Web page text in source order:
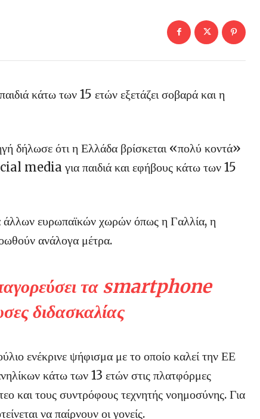
κάτω των 15 ετών εξετάζει σοβαρά και η
δήλωσε ότι η Ελλάδα βρίσκεται «πολύ κοντά»
media για παιδιά και εφήβους κάτω των 15
άλλων ευρωπαϊκών χωρών όπως η Γαλλία, η
ανάλογα μέτρα.
τα smartphone
διδασκαλίας
ενέκρινε ψήφισμα με το οποίο καλεί την ΕΕ
κάτω των 13 ετών στις πλατφόρμες
και τους συντρόφους τεχνητής νοημοσύνης. Για
να παίρνουν οι γονείς.